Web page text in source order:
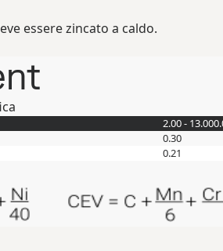
essere zincato a caldo.
2.00 - 13.00
0.30
0.21